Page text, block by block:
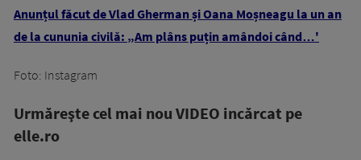
Anunțul făcut de Vlad Gherman și Oana Moșneagu la un an
de la cununia civilă: „Am plâns puțin amândoi când…'
Foto: Instagram
Urmăreşte cel mai nou VIDEO incărcat pe
elle.ro